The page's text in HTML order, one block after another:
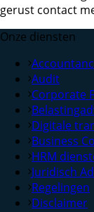
gerust contact
Onze diensten
Audit
Corporate
Digitale
Business
HRM
Juridisch
Regelingen
Disclaimer